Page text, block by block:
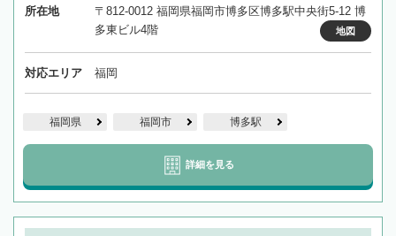
所在地
〒812-0012 福岡県福岡市博多区博多駅中央街5-12 博
多東ビル4階
地図
対応エリア 福岡
福岡県 福岡市 博多駅
詳細を見る